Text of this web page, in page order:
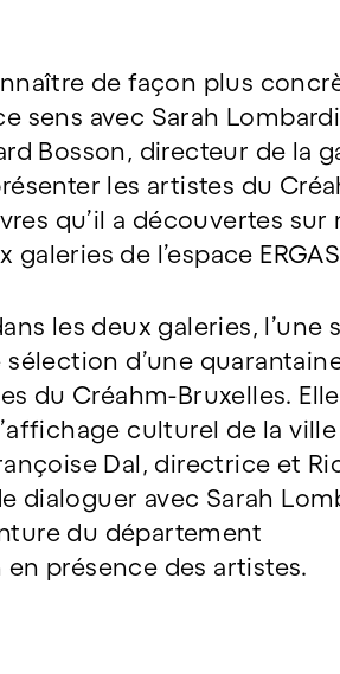
de façon plus
sens avec Sarah
Bosson, directeur de la
les artistes du
qu’il a découvertes sur
de l’espace
les deux galeries, l’une
d’une
du Créahm-Bruxelles.
culturel de la
Dal, directrice et
dialoguer avec Sarah
du département
présence des artistes.